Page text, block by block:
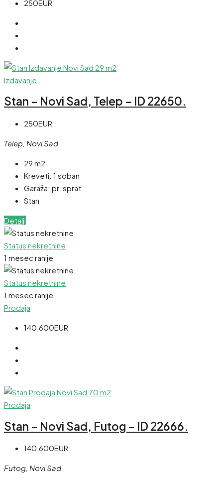
250EUR
Izdavanje
Stan – Novi Sad, Telep – ID 22650.
250EUR
Telep, Novi Sad
29 m2
Kreveti: 1 soban
Garaža: pr. sprat
Stan
Detalji
Status nekretnine
1 mesec ranije
Status nekretnine
1 mesec ranije
Prodaja
140,600EUR
Prodaja
Stan – Novi Sad, Futog – ID 22666.
140,600EUR
Futog, Novi Sad